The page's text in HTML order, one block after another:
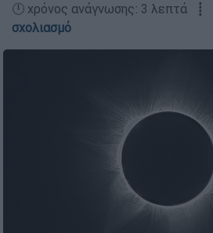
🕛 χρόνος ανάγνωσης: 3 λεπτά
σχολιασμό